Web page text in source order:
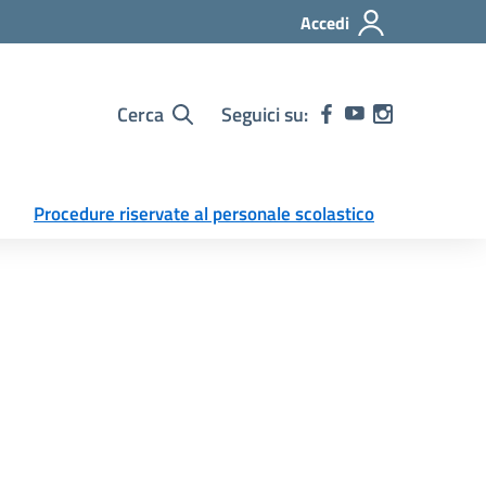
Accedi
Cerca Seguici su:
Procedure riservate al personale scolastico